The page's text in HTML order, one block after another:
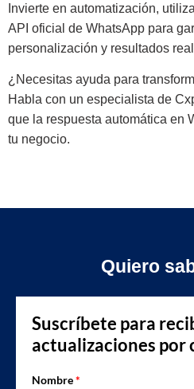
Invierte en automatización,
API oficial de WhatsApp para
personalización y resultados
¿Necesitas ayuda para
Habla con un especialista de
que la respuesta automática en
tu negocio.
Quiero
Suscríbete para
actualizaciones por
Nombre*